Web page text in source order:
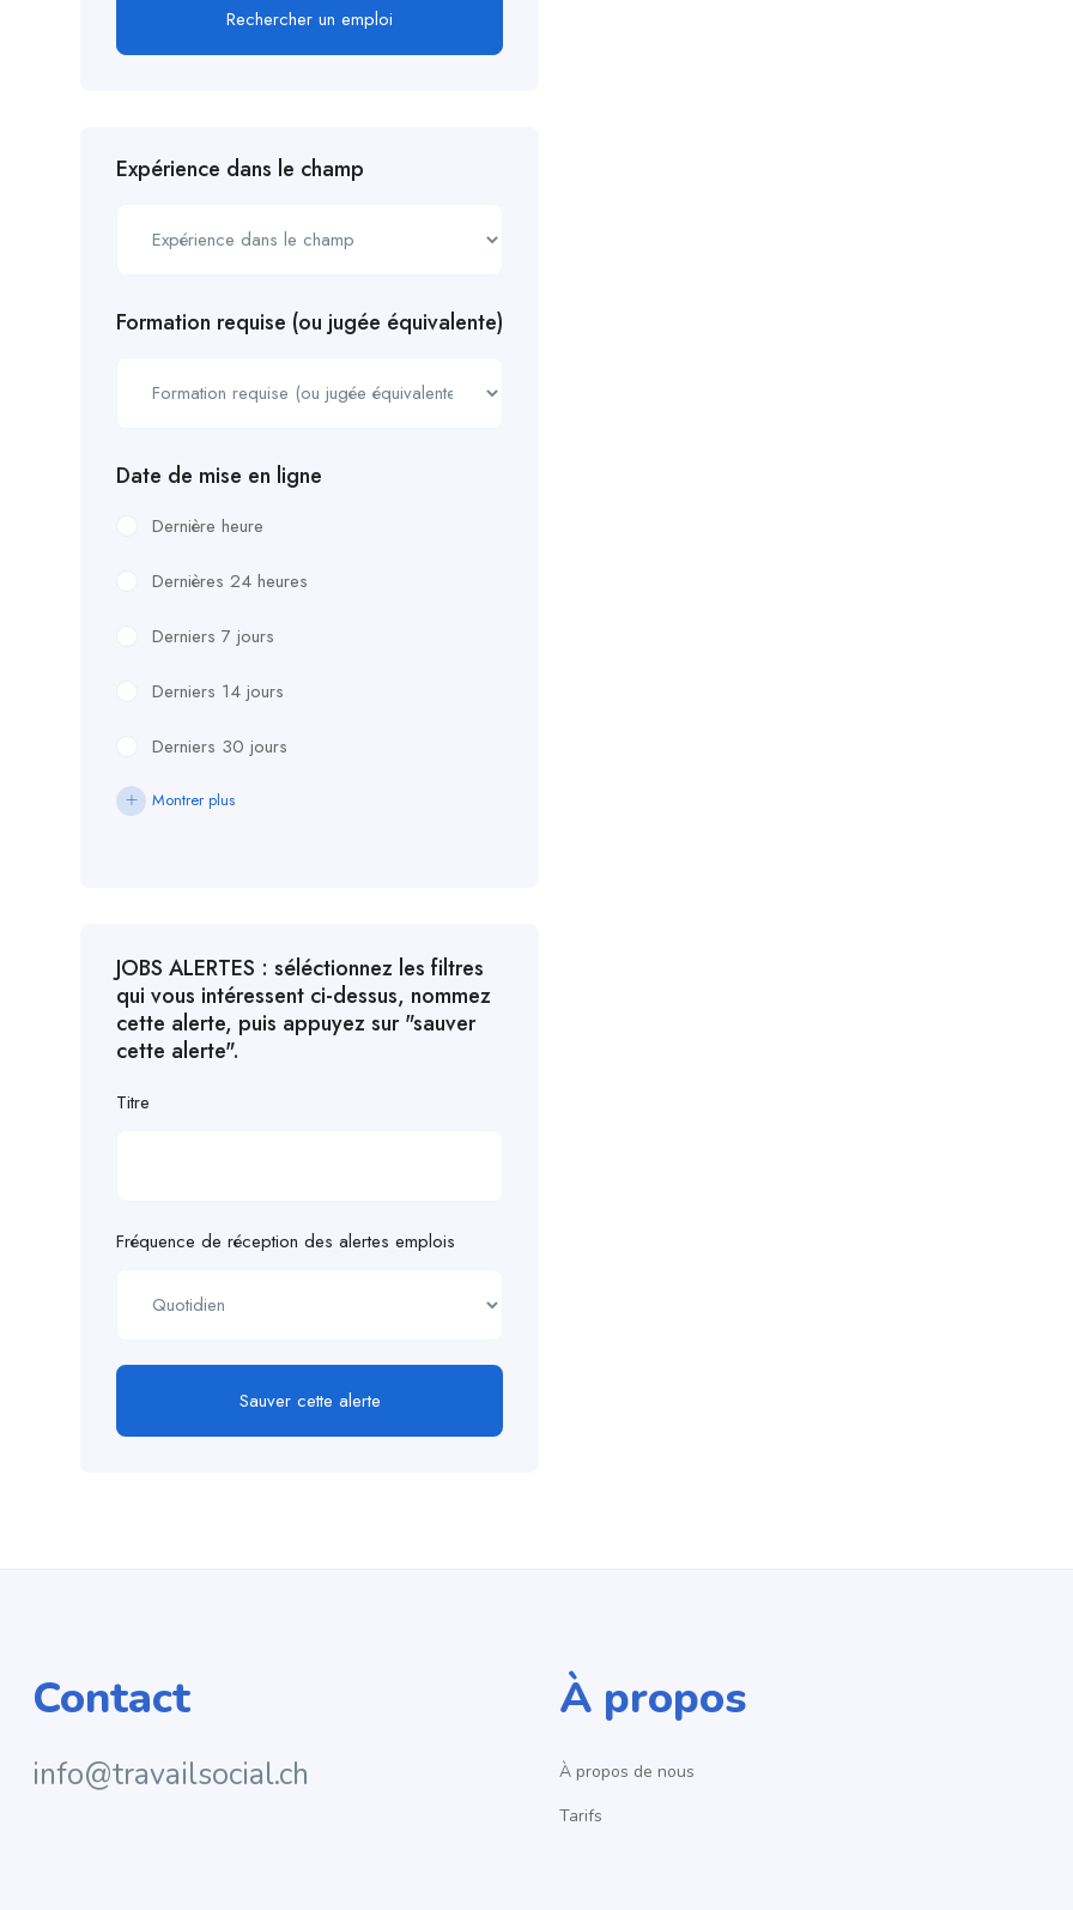
Rechercher un emploi
Expérience dans le champ
Formation requise (ou jugée équivalente)
Date de mise en ligne
Dernière heure
Dernières 24 heures
Derniers 7 jours
Derniers 14 jours
Derniers 30 jours
Montrer plus
JOBS ALERTES : séléctionnez les filtres
qui vous intéressent ci-dessus, nommez
cette alerte, puis appuyez sur "sauver
cette alerte".
Titre
Fréquence de réception des alertes emplois
Sauver cette alerte
Contact
info@travailsocial.ch
À propos
À propos de nous
Tarifs